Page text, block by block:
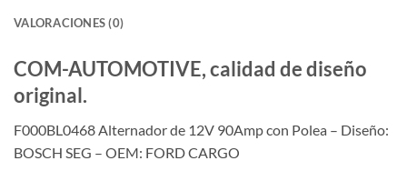
VALORACIONES (0)
COM-AUTOMOTIVE, calidad de diseño
original.
F000BL0468 Alternador de 12V 90Amp con Polea – Diseño:
BOSCH SEG – OEM: FORD CARGO